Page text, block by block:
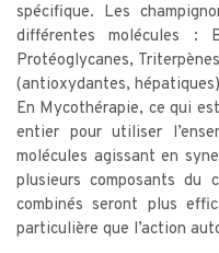
spécifique. Les
différentes molécules :
Protéoglycanes,
(antioxydantes,
En Mycothérapie, ce qui
entier pour utiliser
molécules agissant en
plusieurs composants du
combinés seront plus
particulière que l’action